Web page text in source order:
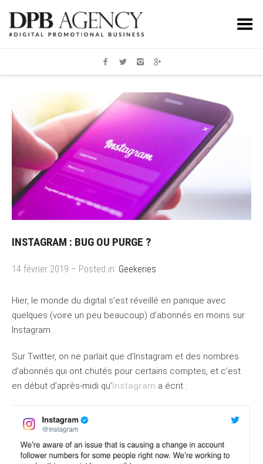
Toggle Menu
INSTAGRAM : BUG OU PURGE ?
14 février 2019 – Posted in: Geekeries
Hier, le monde du digital s’est réveillé en panique avec
quelques (voire un peu beaucoup) d’abonnés en moins sur
Instagram.
Sur Twitter, on ne parlait que d’Instagram et des nombres
d’abonnés qui ont chutés pour certains comptes, et c’est
en début d’après-midi qu’Instagram a écrit :